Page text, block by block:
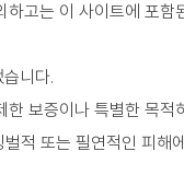
고는 이 사이트에 포
니다.
보증이나 특별한 목
적 또는 필연적인 피